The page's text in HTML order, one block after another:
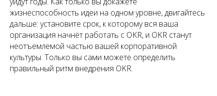
жизнеспособность идеи на одном уровне, двигайтесь
дальше: установите срок, к которому вся ваша
организация начнёт работать с OKR, и OKR станут
неотъемлемой частью вашей корпоративной
культуры. Только вы сами можете определить
правильный ритм внедрения OKR.